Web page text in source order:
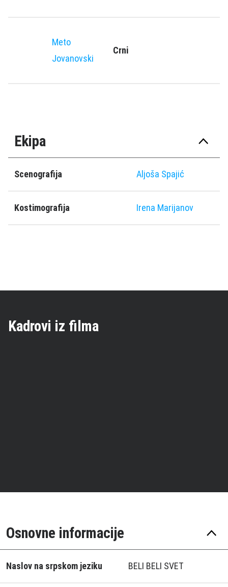
Meto
Jovanovski
Crni
Ekipa
Scenografija Aljoša Spajić
Kostimografija Irena Marijanov
Kadrovi iz filma
Osnovne informacije
Naslov na srpskom jeziku BELI BELI SVET